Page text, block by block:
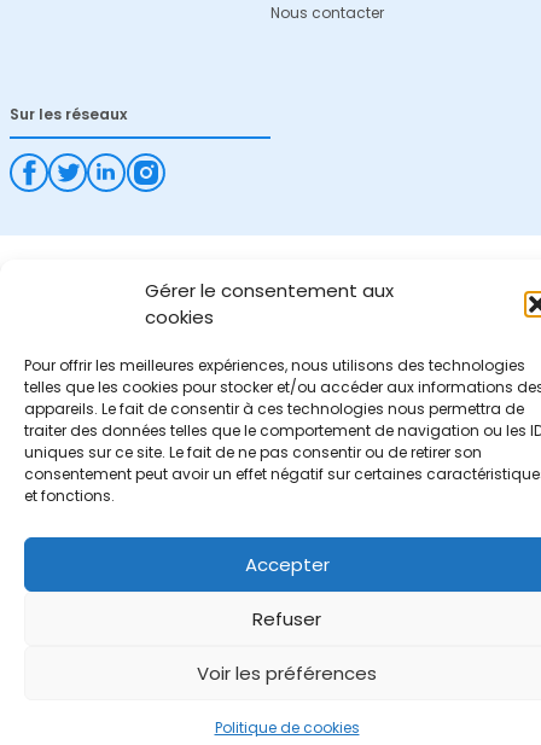
Gérer le consentement aux
cookies
Pour offrir les meilleures expériences, nous utilisons des technologies
telles que les cookies pour stocker et/ou accéder aux informations
appareils. Le fait de consentir à ces technologies nous permettra de
traiter des données telles que le comportement de navigation ou les
uniques sur ce site. Le fait de ne pas consentir ou de retirer son
consentement peut avoir un effet négatif sur certaines
et fonctions.
Accepter
Refuser
Voir les préférences
Politique de cookies
Nous contacter
Sur les réseaux